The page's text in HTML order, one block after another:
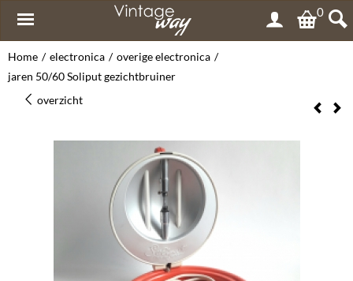
0
Home / electronica / overige electronica /
jaren 50/60 Soliput gezichtbruiner
overzicht